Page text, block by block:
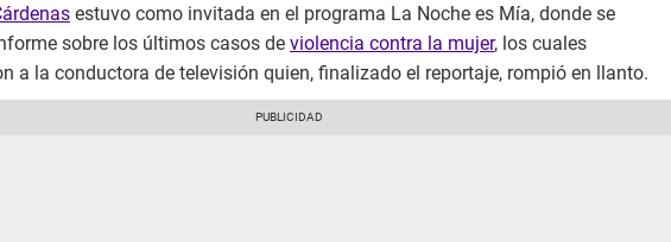
estuvo como invitada en el programa La Noche es Mía, donde se
sobre los últimos casos de violencia contra la mujer, los cuales
a la conductora de televisión quien, finalizado el reportaje, rompió en llanto.